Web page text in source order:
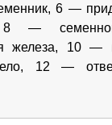
6 —
8 —
железа, 10
12 —